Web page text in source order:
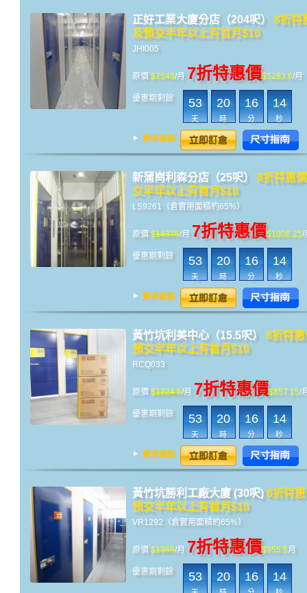
正好工業大廈分店（204呎）8折特
及預交半年以上有首月$10
JHI005
原價$7548/月 7折特惠價$5283.6/月
優惠期剩餘 53
天
20
時
16
分
14
秒
新蒲崗利森分店（25呎）8折特惠
交半年以上有首月$10
LS9261（倉實用面積約65%）
原價$14375/月 7折特惠價$1006.25/
優惠期剩餘 53
天
20
時
16
分
14
秒
黃竹坑利美中心（15.5呎）8折特
預交半年以上有首月$10
RCQ033
原價$1224.5/月 7折特惠價$857.15/
優惠期剩餘 53
天
20
時
16
分
14
秒
黃竹坑勝利工廠大廈 (30呎)8折特
預交半年以上有首月$10
VR1292（倉實用面積約65%）
原價$1365/月 7折特惠價$955.5月
優惠期剩餘 53 20 16 14